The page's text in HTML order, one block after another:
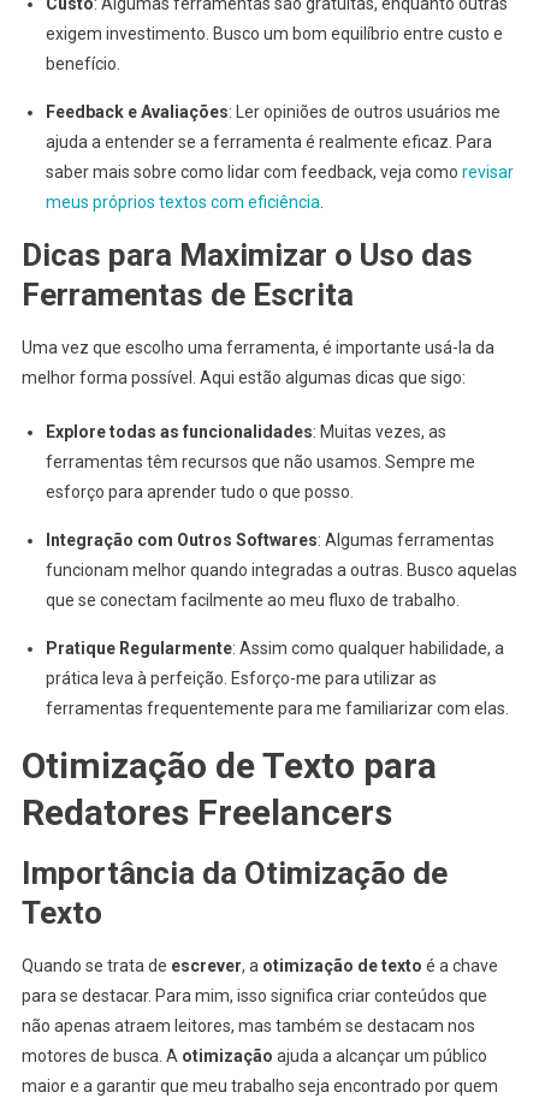
exigem investimento. Busco um bom equilíbrio entre custo e
benefício.
Feedback e Avaliações: Ler opiniões de outros usuários me
ajuda a entender se a ferramenta é realmente eficaz. Para
saber mais sobre como lidar com feedback, veja como revisar
meus próprios textos com eficiência
Dicas para Maximizar o Uso das
Ferramentas de Escrita
Uma vez que escolho uma ferramenta, é importante usá-la da
melhor forma possível. Aqui estão algumas dicas que sigo:
Explore todas as funcionalidades: Muitas vezes, as
ferramentas têm recursos que não usamos. Sempre me
esforço para aprender tudo o que posso.
Integração com Outros Softwares: Algumas ferramentas
funcionam melhor quando integradas a outras. Busco aquelas
que se conectam facilmente ao meu fluxo de trabalho.
Pratique Regularmente: Assim como qualquer habilidade, a
prática leva à perfeição. Esforço-me para utilizar as
ferramentas frequentemente para me familiarizar com elas.
Otimização de Texto para
Redatores Freelancers
Importância da Otimização de
Texto
Quando se trata de escrever, a otimização de texto é a chave
para se destacar. Para mim, isso significa criar conteúdos que
não apenas atraem leitores, mas também se destacam nos
motores de busca. A otimização ajuda a alcançar um público
maior e a garantir que meu trabalho seja encontrado por quem